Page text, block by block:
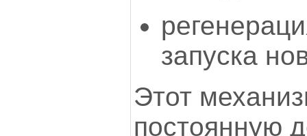
запуска
Этот
постоянную